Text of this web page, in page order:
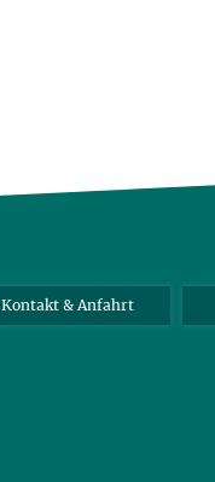
Kontakt & Anfahrt